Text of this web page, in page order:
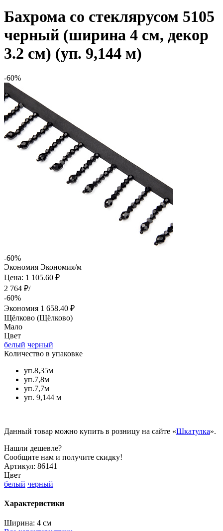
Бахрома со стеклярусом 5105
черный (ширина 4 см, декор
3.2 см) (уп. 9,144 м)
-60%
-60%
Экономия Экономия/м
Цена: 1 105.60 ₽
2 764 ₽/
-60%
Экономия 1 658.40 ₽
Щёлково (Щёлково)
Мало
Цвет
белый черный
Количество в упаковке
уп.8,35м
уп.7,8м
уп.7,7м
уп. 9,144 м
Данный товар можно купить в розницу на сайте «Шкатулка».
Нашли дешевле?
Сообщите нам и получите скидку!
Артикул: 86141
Цвет
белый черный
Характеристики
Ширина: 4 см